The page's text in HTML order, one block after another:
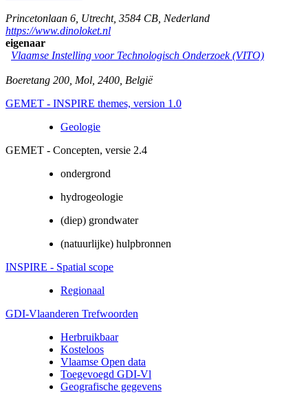
Princetonlaan 6 Utrecht, 3584 CB Nederland
https://www.dinoloket.nl
eigenaar
Vlaamse Instelling voor Technologisch Onderzoek (VITO)
Boeretang 200 Mol 2400 België
GEMET - INSPIRE themes, version 1.0
Geologie
GEMET - Concepten, versie 2.4
ondergrond
hydrogeologie
(diep) grondwater
(natuurlijke) hulpbronnen
INSPIRE - Spatial scope
Regionaal
GDI-Vlaanderen Trefwoorden
Herbruikbaar
Kosteloos
Vlaamse Open data
Toegevoegd GDI-Vl
Geografische gegevens